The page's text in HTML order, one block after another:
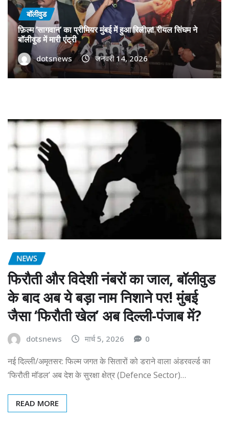
बॉलीवुड
फ़िल्म ‘सागवान’ का प्रीमियर मुंबई में हुआ रिलीज़! रीयल सिंघम ने
बॉलीवुड में मारी एंट्री
dotsnews जनवरी 14, 2026
NEWS
फिरौती और विदेशी नंबरों का जाल, बॉलीवुड
के बाद अब ये बड़ा नाम निशाने पर! मुंबई
जैसा ‘फिरौती खेल’ अब दिल्ली-पंजाब में?
dotsnews मार्च 5, 2026 0
नई दिल्ली/अमृतसर: फिल्म जगत के सितारों को डराने वाला अंडरवर्ल्ड का
‘फिरौती मॉडल’ अब देश के सुरक्षा क्षेत्र (Defence Sector)…
READ MORE